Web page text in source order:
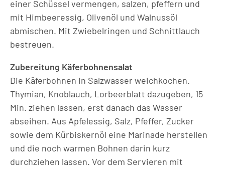
einer Schüssel vermengen, salzen, pfeffern und
mit Himbeeressig, Olivenöl und Walnussöl
abmischen. Mit Zwiebelringen und Schnittlauch
bestreuen.
Zubereitung Käferbohnensalat
Die Käferbohnen in Salzwasser weichkochen.
Thymian, Knoblauch, Lorbeerblatt dazugeben, 15
Min. ziehen lassen, erst danach das Wasser
abseihen. Aus Apfelessig, Salz, Pfeffer, Zucker
sowie dem Kürbiskernöl eine Marinade herstellen
und die noch warmen Bohnen darin kurz
durchziehen lassen. Vor dem Servieren mit